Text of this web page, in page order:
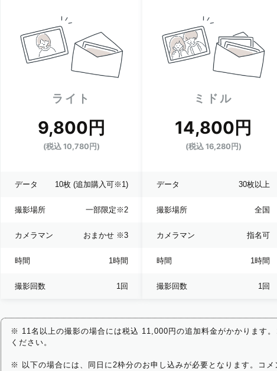
ライト
9,800円
(税込 10,780円)
データ 10枚 (追加購入可※1)
撮影場所 一部限定 ※2
カメラマン おまかせ ※3
時間 1時間
撮影回数 1回
ミドル
14,800円
(税込 16,280円)
データ 30枚以上
撮影場所 全国
カメラマン 指名可
時間 1時間
撮影回数 1回
※ 11名以上の撮影の場合には税込 11,000円の追加料金がかかります
ください。
※ 以下の場合には、同日に2枠分のお申し込みが必要となります。コ